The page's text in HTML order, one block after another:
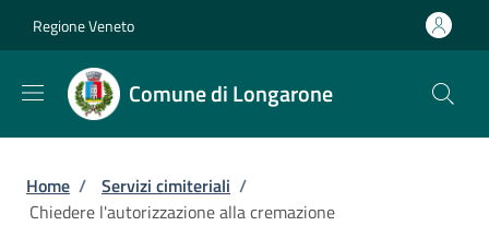
Regione Veneto
Comune di Longarone
Briciole di pane
Home / Servizi cimiteriali /
Chiedere l'autorizzazione alla cremazione